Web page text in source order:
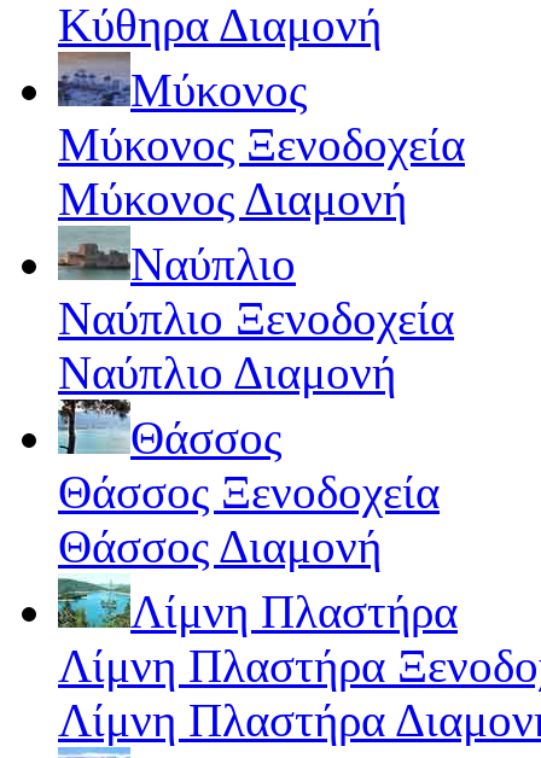
Κύθηρα Διαμονή
Μύκονος
Μύκονος Ξενοδοχεία
Μύκονος Διαμονή
Ναύπλιο
Ναύπλιο Ξενοδοχεία
Ναύπλιο Διαμονή
Θάσσος
Θάσσος Ξενοδοχεία
Θάσσος Διαμονή
Λίμνη Πλαστήρα
Λίμνη Πλαστήρα
Λίμνη Πλαστήρα